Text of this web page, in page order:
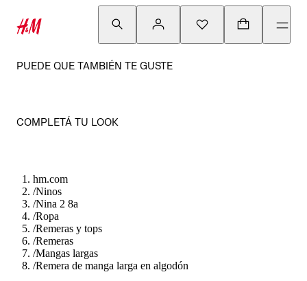
PUEDE QUE TAMBIÉN TE GUSTE
COMPLETÁ TU LOOK
hm.com
/Ninos
/Nina 2 8a
/Ropa
/Remeras y tops
/Remeras
/Mangas largas
/Remera de manga larga en algodón